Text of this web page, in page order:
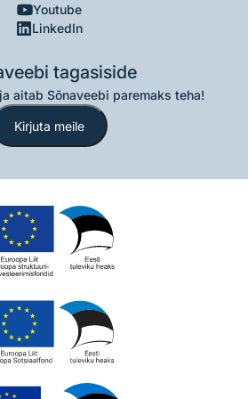
Youtube
LinkedIn
tagasiside
aitab Sõnaveebi paremaks teha!
Kirjuta meile